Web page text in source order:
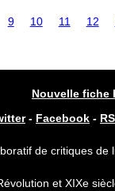
9 10 11 12
Nouvelle fiche
- Facebook -
de critiques de
et XIXe